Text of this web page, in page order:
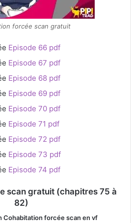
forcée scan gratuit
Episode 66 pdf
Episode 67 pdf
Episode 68 pdf
Episode 69 pdf
Episode 70 pdf
Episode 71 pdf
Episode 72 pdf
Episode 73 pdf
Episode 74 pdf
scan gratuit (chapitres 75 à
82)
Cohabitation forcéescan en vf